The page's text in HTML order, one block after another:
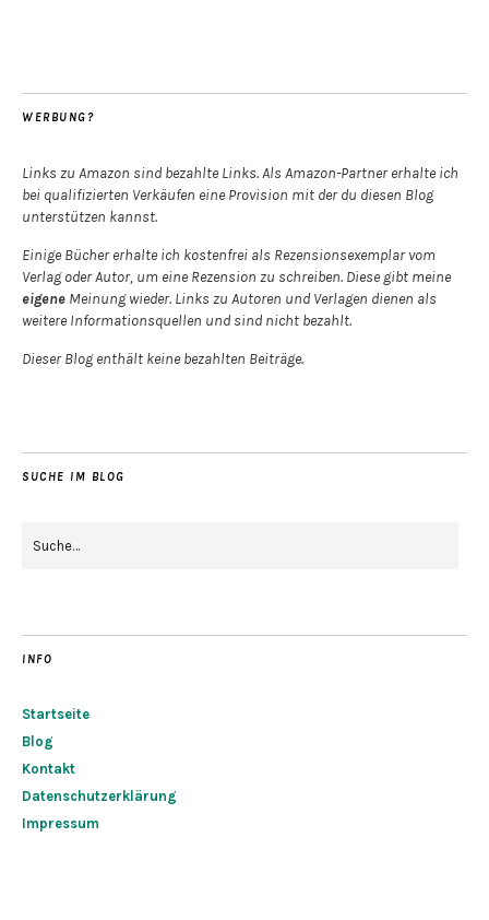
WERBUNG?
Links zu Amazon sind bezahlte Links. Als Amazon-Partner erhalte ich
bei qualifizierten Verkäufen eine Provision mit der du diesen Blog
unterstützen kannst.
Einige Bücher erhalte ich kostenfrei als Rezensionsexemplar vom
Verlag oder Autor, um eine Rezension zu schreiben. Diese gibt meine
eigene Meinung wieder. Links zu Autoren und Verlagen dienen als
weitere Informationsquellen und sind nicht bezahlt.
Dieser Blog enthält keine bezahlten Beiträge.
SUCHE IM BLOG
INFO
Startseite
Blog
Kontakt
Datenschutzerklärung
Impressum